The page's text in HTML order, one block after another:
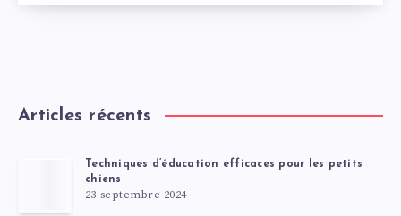
Articles récents
Techniques d’éducation efficaces pour les petits
chiens
23 septembre 2024